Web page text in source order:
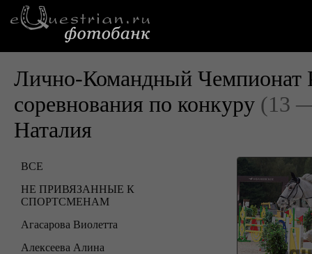
Лично-Командный Чемпионат
соревнования по конкуру (13
Наталия
ВСЕ
НЕ ПРИВЯЗАННЫЕ К
СПОРТСМЕНАМ
Агасарова Виолетта
Алексеева Алина